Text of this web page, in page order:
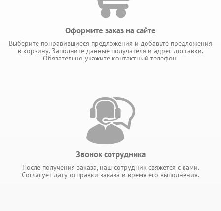
Оформите заказ на сайте
Выберите понравившиеся предложения и добавьте предложения
в корзину. Заполните данные получателя и адрес доставки.
Обязательно укажите контактный телефон.
Звонок сотрудника
После получения заказа, наш сотрудник свяжется с вами.
Согласует дату отправки заказа и время его выполнения.